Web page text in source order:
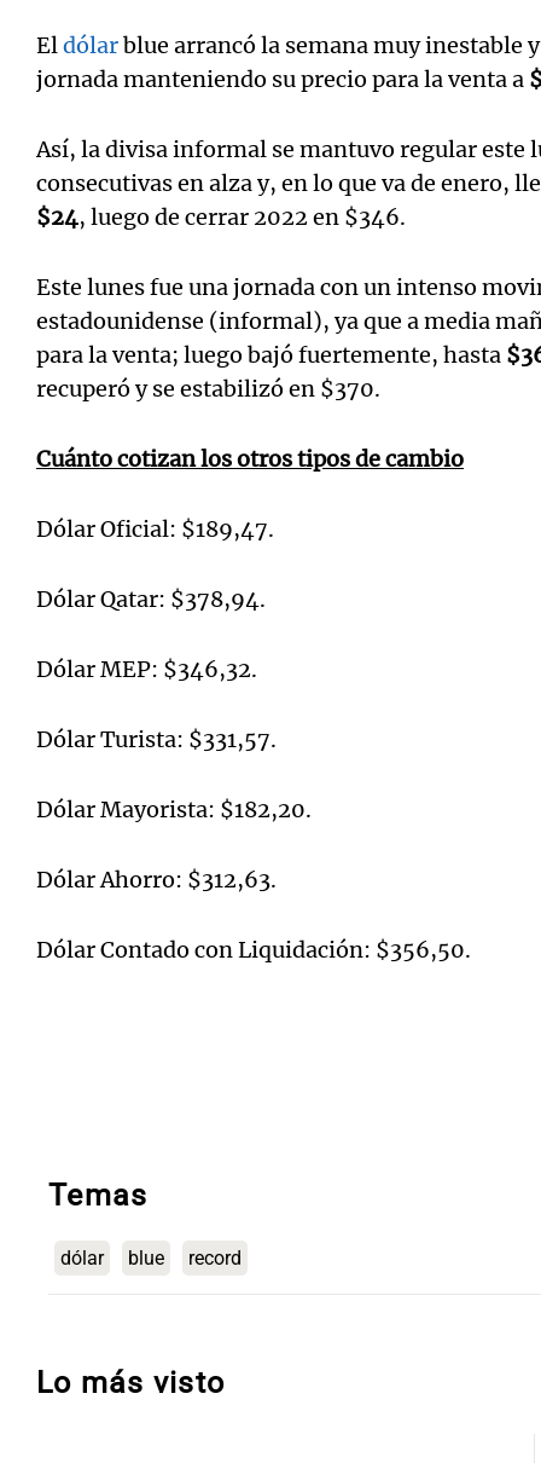
Eldólarblue arrancó la semana muy inestable
jornada manteniendo su precio para la venta a
Así, la divisa informal se mantuvo regular este
consecutivas en alza y, en lo que va de enero,
$24, luego de cerrar 2022 en $346.
Este lunes fue una jornada con un intenso
estadounidense (informal), ya que a media
para la venta; luego bajó fuertemente, hasta
recuperó y se estabilizó en $370.
Cuánto cotizan los otros tipos de cambio
Dólar Oficial: $189,47.
Dólar Qatar: $378,94.
Dólar MEP: $346,32.
Dólar Turista: $331,57.
Dólar Mayorista: $182,20.
Dólar Ahorro: $312,63.
Dólar Contado con Liquidación: $356,50.
Temas
dólar blue record
Lo más visto